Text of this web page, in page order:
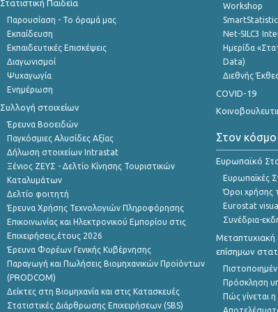
Στατιστική Παιδεία
Παρουσίαση - Το όραμά μας
Εκπαίδευση
Εκπαιδευτικές Επισκέψεις
Διαγωνισμοί
Ψυχαγωγία
Ενημέρωση
Συλλογή στοιχείων
Έρευνα Βοοειδών
Παγκόσμιες Αλυσίδες Αξίας
Δήλωση στοιχείων Intrastat
Ξένιος ΖΕΥΣ - Δελτίο Κίνησης Τουριστικών
Καταλυμάτων
Δελτίο φοιτητή
Έρευνα Χρήσης Τεχνολογιών Πληροφόρησης
Επικοινωνίας και Ηλεκτρονικού Εμπορίου στις
Επιχειρήσεις,έτους 2026
Έρευνα Φορέων Γενικής Κυβέρνησης
Παραγωγή και Πωλήσεις Βιομηχανικών Προϊόντων
(PRODCOM)
Δείκτες στη Βιομηχανία και στις Κατασκευές
Στατιστικές Διάρθρωσης Επιχειρήσεων (SBS)
Workshop
Net-SILC3
Ημερίδα
Data)
Διεθνής
COVID-19
Στον κόσμο
Ευρωπαϊκό
Ευρωπαϊκές
Όροι χρήσης
Eurostat
Συνέδρια-
Μεταπτυχιακή
επίσημων
Πρόσκληση
Πώς γίνεται